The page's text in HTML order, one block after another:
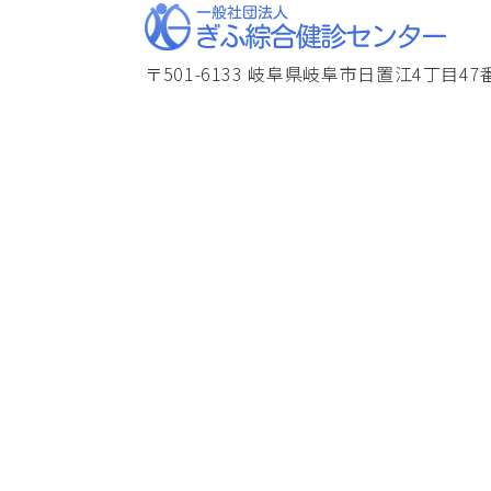
〒501-6133 岐阜県岐阜市日置江4丁目47